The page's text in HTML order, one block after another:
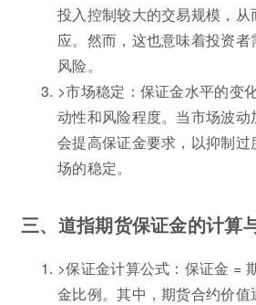
投入控制较大的交易规模，
应。然而，这也意味着投资
风险。
>市场稳定：保证金水平的变
动性和风险程度。当市场波
会提高保证金要求，以抑制
场的稳定。
三、道指期货保证金的计算
>保证金计算公式：保证金 =
金比例。其中，期货合约价